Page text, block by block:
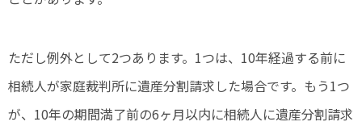
ただし例外として2つあります。1つは、10年経過する前に
相続人が家庭裁判所に遺産分割請求した場合です。もう1つ
が、10年の期間満了前の6ヶ月以内に相続人に遺産分割請求